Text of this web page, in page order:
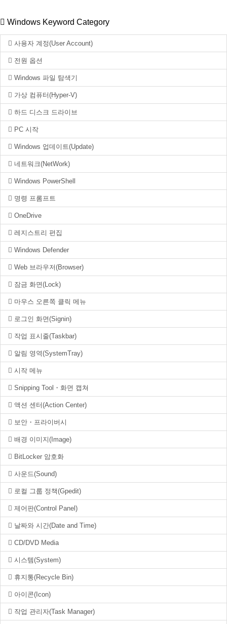
Windows Keyword Category
사용자 계정(User Account)
전원 옵션
Windows 파일 탐색기
가상 컴퓨터(Hyper-V)
하드 디스크 드라이브
PC 시작
Windows 업데이트(Update)
네트워크(NetWork)
Windows PowerShell
명령 프롬프트
OneDrive
레지스트리 편집
Windows Defender
Web 브라우저(Browser)
잠금 화면(Lock)
마우스 오른쪽 클릭 메뉴
로그인 화면(Signin)
작업 표시줄(Taskbar)
알림 영역(SystemTray)
시작 메뉴
Snipping Tool・화면 캡쳐
액션 센터(Action Center)
보안・프라이버시
배경 이미지(Image)
BitLocker 암호화
사운드(Sound)
로컬 그룹 정책(Gpedit)
제어판(Control Panel)
날짜와 시간(Date and Time)
CD/DVD Media
시스템(System)
휴지통(Recycle Bin)
아이콘(Icon)
작업 관리자(Task Manager)